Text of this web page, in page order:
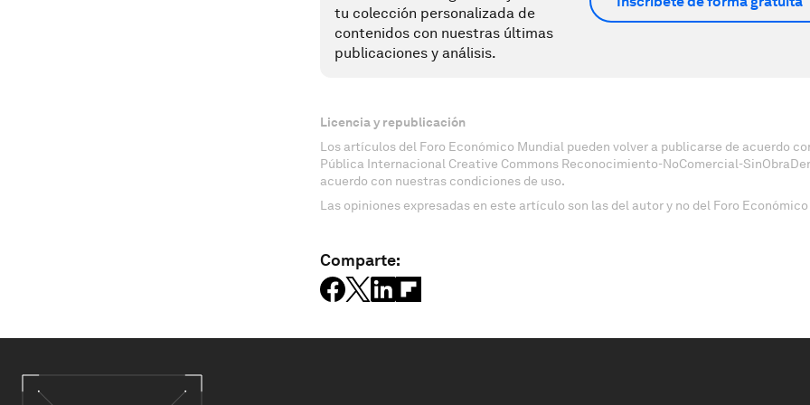
tu colección personalizada de
contenidos con nuestras últimas
publicaciones y análisis.
Licencia y republicación
Los artículos del Foro Económico Mundial pueden volver a publicarse de acuerdo
Pública Internacional Creative Commons Reconocimiento-NoComercial-
acuerdo con nuestras condiciones de uso.
Las opiniones expresadas en este artículo son las del autor y no del Foro
Comparte: